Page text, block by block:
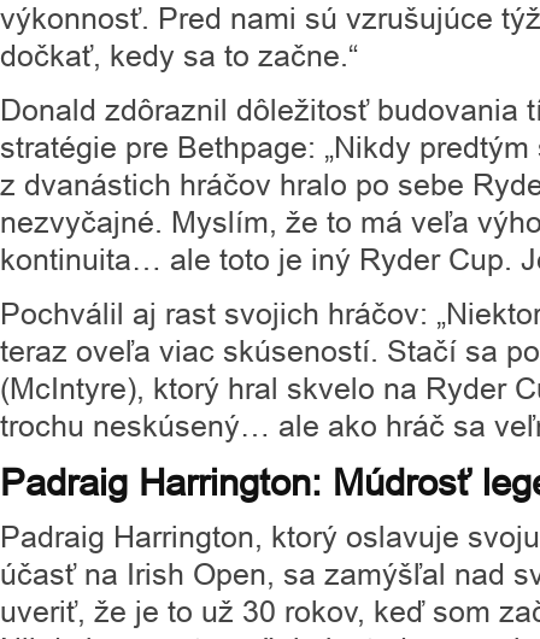
výkonnosť. Pred nami sú vzrušujúce
dočkať, kedy sa to začne.“
Donald zdôraznil dôležitosť budovania
stratégie pre Bethpage: „Nikdy
z dvanástich hráčov hralo po sebe
nezvyčajné. Myslím, že to má veľa
kontinuita… ale toto je iný Ryder Cup.
Pochválil aj rast svojich hráčov:
teraz oveľa viac skúseností. Stačí sa
(McIntyre), ktorý hral skvelo na Ryder
trochu neskúsený… ale ako hráč sa
Padraig Harrington: Múdrosť
Padraig Harrington, ktorý oslavuje
účasť na Irish Open, sa zamýšľal nad
uveriť, že je to už 30 rokov, keď som